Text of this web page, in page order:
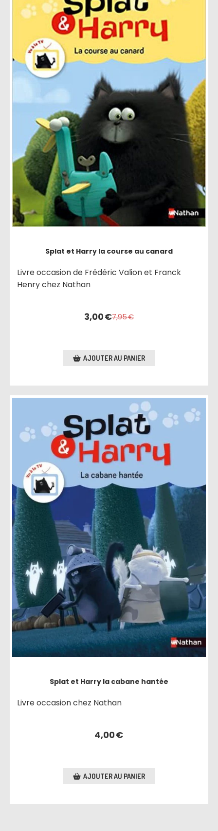
Splat et Harry la course au canard
Livre occasion de Frédéric Valion et Franck
Henry chez Nathan
3,00€7,95€
AJOUTER AU PANIER
Splat et Harry la cabane hantée
Livre occasion chez Nathan
4,00€
AJOUTER AU PANIER